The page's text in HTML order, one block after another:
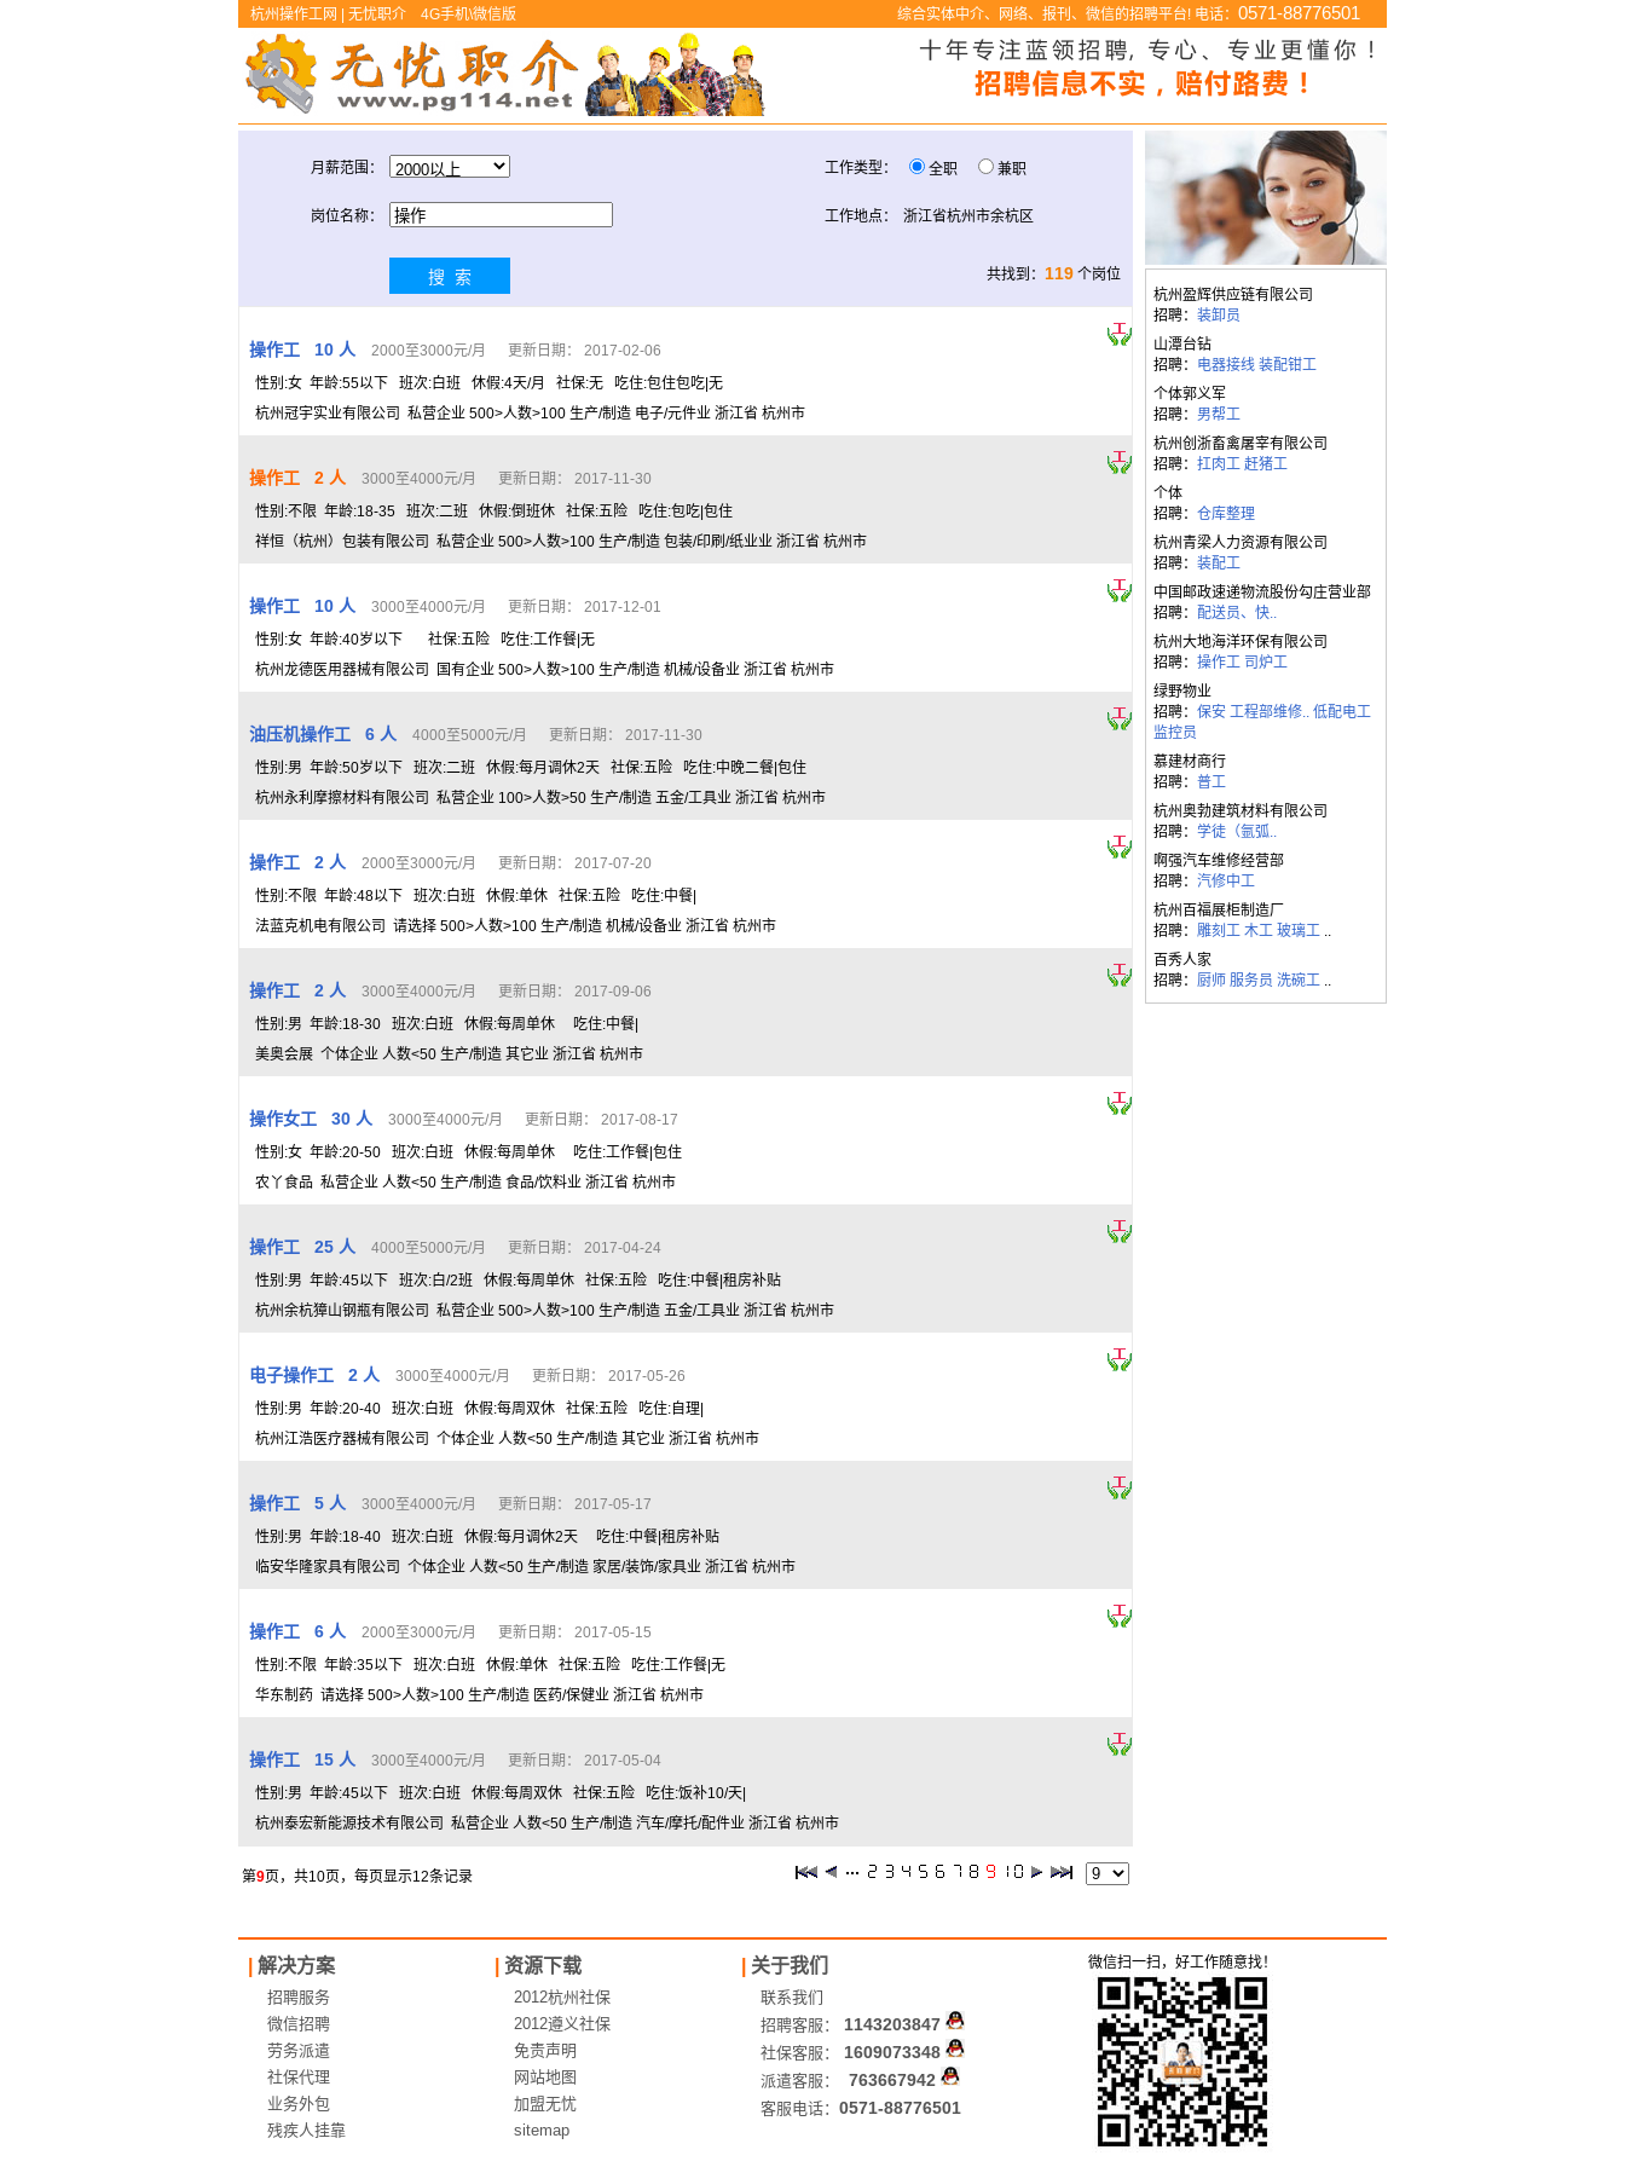
杭州操作工网 | 无忧职介 4G手机\微信版 综合实体中介、网络、报刊、微信的招聘平台! 电话： 0571-88776501
月薪范围： 工作类型： 全职 兼职
岗位名称： 工作地点： 浙江省杭州市余杭区
共找到： 119 个岗位
操作工 10 人
2000至3000元/月 更新日期： 2017-02-06
性别:女 年龄:55以下 班次:白班 休假:4天/月 社保:无 吃住:包住包吃|无
杭州冠宇实业有限公司 私营企业 500>人数>100 生产/制造 电子/元件业 浙江省 杭州市
操作工 2 人
3000至4000元/月 更新日期： 2017-11-30
性别:不限 年龄:18-35 班次:二班 休假:倒班休 社保:五险 吃住:包吃|包住
祥恒（杭州）包装有限公司 私营企业 500>人数>100 生产/制造 包装/印刷/纸业业 浙江省 杭州市
操作工 10 人
3000至4000元/月 更新日期： 2017-12-01
性别:女 年龄:40岁以下 社保:五险 吃住:工作餐|无
杭州龙德医用器械有限公司 国有企业 500>人数>100 生产/制造 机械/设备业 浙江省 杭州市
油压机操作工 6 人
4000至5000元/月 更新日期： 2017-11-30
性别:男 年龄:50岁以下 班次:二班 休假:每月调休2天 社保:五险 吃住:中晚二餐|包住
杭州永利摩擦材料有限公司 私营企业 100>人数>50 生产/制造 五金/工具业 浙江省 杭州市
操作工 2 人
2000至3000元/月 更新日期： 2017-07-20
性别:不限 年龄:48以下 班次:白班 休假:单休 社保:五险 吃住:中餐|
法蓝克机电有限公司 请选择 500>人数>100 生产/制造 机械/设备业 浙江省 杭州市
操作工 2 人
3000至4000元/月 更新日期： 2017-09-06
性别:男 年龄:18-30 班次:白班 休假:每周单休 吃住:中餐|
美奥会展 个体企业 人数<50 生产/制造 其它业 浙江省 杭州市
操作女工 30 人
3000至4000元/月 更新日期： 2017-08-17
性别:女 年龄:20-50 班次:白班 休假:每周单休 吃住:工作餐|包住
农丫食品 私营企业 人数<50 生产/制造 食品/饮料业 浙江省 杭州市
操作工 25 人
4000至5000元/月 更新日期： 2017-04-24
性别:男 年龄:45以下 班次:白/2班 休假:每周单休 社保:五险 吃住:中餐|租房补贴
杭州余杭獐山钢瓶有限公司 私营企业 500>人数>100 生产/制造 五金/工具业 浙江省 杭州市
电子操作工 2 人
3000至4000元/月 更新日期： 2017-05-26
性别:男 年龄:20-40 班次:白班 休假:每周双休 社保:五险 吃住:自理|
杭州江浩医疗器械有限公司 个体企业 人数<50 生产/制造 其它业 浙江省 杭州市
操作工 5 人
3000至4000元/月 更新日期： 2017-05-17
性别:男 年龄:18-40 班次:白班 休假:每月调休2天 吃住:中餐|租房补贴
临安华隆家具有限公司 个体企业 人数<50 生产/制造 家居/装饰/家具业 浙江省 杭州市
操作工 6 人
2000至3000元/月 更新日期： 2017-05-15
性别:不限 年龄:35以下 班次:白班 休假:单休 社保:五险 吃住:工作餐|无
华东制药 请选择 500>人数>100 生产/制造 医药/保健业 浙江省 杭州市
操作工 15 人
3000至4000元/月 更新日期： 2017-05-04
性别:男 年龄:45以下 班次:白班 休假:每周双休 社保:五险 吃住:饭补10/天|
杭州泰宏新能源技术有限公司 私营企业 人数<50 生产/制造 汽车/摩托/配件业 浙江省 杭州市
第9页，共10页，每页显示12条记录
杭州盈辉供应链有限公司
招聘： 装卸员
山潭台钻
招聘： 电器接线 装配钳工
个体郭义军
招聘： 男帮工
杭州创浙畜禽屠宰有限公司
招聘： 扛肉工 赶猪工
个体
招聘： 仓库整理
杭州青梁人力资源有限公司
招聘： 装配工
中国邮政速递物流股份勾庄营业部
招聘： 配送员、快..
杭州大地海洋环保有限公司
招聘： 操作工 司炉工
绿野物业
招聘： 保安 工程部维修.. 低配电工
监控员
慕建材商行
招聘： 普工
杭州奥勃建筑材料有限公司
招聘： 学徒（氩弧..
啊强汽车维修经营部
招聘： 汽修中工
杭州百福展柜制造厂
招聘： 雕刻工 木工 玻璃工 ..
百秀人家
招聘： 厨师 服务员 洗碗工 ..
解决方案 资源下载 关于我们 微信扫一扫，好工作随意找！
招聘服务
微信招聘
劳务派遣
社保代理
业务外包
残疾人挂靠
2012杭州社保
2012遵义社保
免责声明
网站地图
加盟无忧
sitemap
联系我们
招聘客服：
1143203847
社保客服： 1609073348
派遣客服： 763667942
客服电话： 0571-88776501